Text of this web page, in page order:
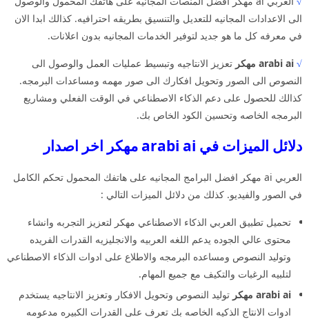
الى الاعدادات المجانيه للتعديل والتنسيق بطريقه احترافيه. كذالك ابدا الان
في معرفه كل ما هو جديد لتوفير الخدمات المجانيه بدون اعلانات.
√ arabi ai مهكر
تعزيز الانتاجيه وتبسيط عمليات العمل والوصول الى
النصوص الى الصور وتحويل افكارك الى صور مهمه ومساعدات البرمجه.
كذالك للحصول على دعم الذكاء الاصطناعي في الوقت الفعلي ومشاريع
البرمجه الخاصه وتحسين الكود الخاص بك.
دلائل الميزات في arabi ai مهكر اخر اصدار
العربي ai مهكر افضل البرامج المجانيه على هاتفك المحمول تحكم الكامل
في الصور والفيديو. كذلك من دلائل الميزات التالي :
تحميل تطبيق العربي الذكاء الاصطناعي مهكر لتعزيز التجربه وانشاء
محتوى عالي الجوده يدعم اللغه العربيه والانجليزيه القدرات الفريده
وتوليد النصوص ومساعده البرمجه والاطلاع على ادوات الذكاء الاصطناعي
لتلبيه الرغبات والتكيف مع جميع المهام.
arabi ai مهكر
توليد النصوص وتحويل الافكار وتعزيز الانتاجيه يستخدم
ادوات الانتاج الذكيه الخاصه بك تعرف على القدرات الكبيره مدعومه